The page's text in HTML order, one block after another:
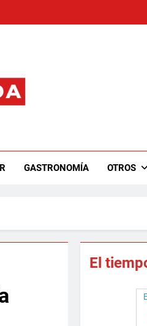
GASTRONOMÍA OTROS
El